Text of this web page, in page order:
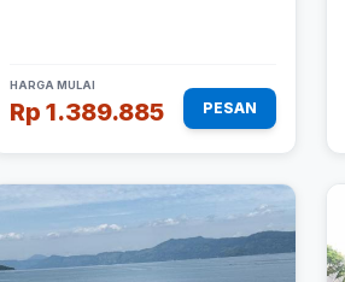
HARGA MULAI
Rp 1.389.885 PESAN